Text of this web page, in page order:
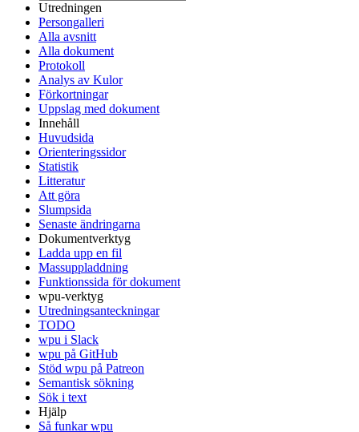
Utredningen
Persongalleri
Alla avsnitt
Alla dokument
Protokoll
Analys av Kulor
Förkortningar
Uppslag med dokument
Innehåll
Huvudsida
Orienteringssidor
Statistik
Litteratur
Att göra
Slumpsida
Senaste ändringarna
Dokumentverktyg
Ladda upp en fil
Massuppladdning
Funktionssida för dokument
wpu-verktyg
Utredningsanteckningar
TODO
wpu i Slack
wpu på GitHub
Stöd wpu på Patreon
Semantisk sökning
Sök i text
Hjälp
Så funkar wpu